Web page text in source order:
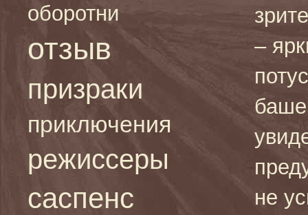
оборотни
отзыв
призраки
приключения
режиссеры
саспенс
–
не